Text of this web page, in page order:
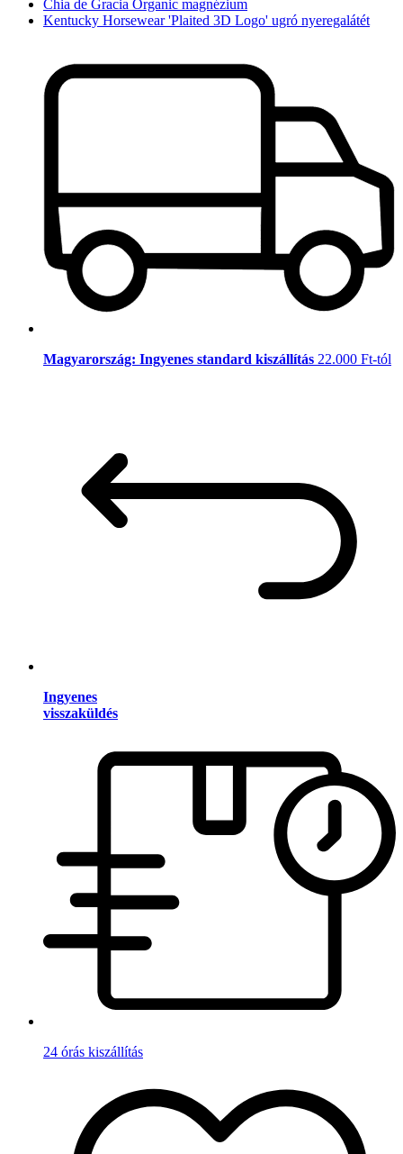
Chia de Gracia Organic magnézium
Kentucky Horsewear 'Plaited 3D Logo' ugró nyeregalátét
Magyarország: Ingyenes standard kiszállítás 22.000 Ft-tól
Ingyenes
visszaküldés
24 órás kiszállítás